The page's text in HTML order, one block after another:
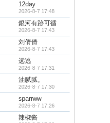
12day
2026-8-7 17:48
銀河有跡可循
2026-8-7 17:43
刘倩倩
2026-8-7 17:43
远逃
2026-8-7 17:31
油腻腻。
2026-8-7 17:30
sparrww
2026-8-7 17:26
辣椒酱